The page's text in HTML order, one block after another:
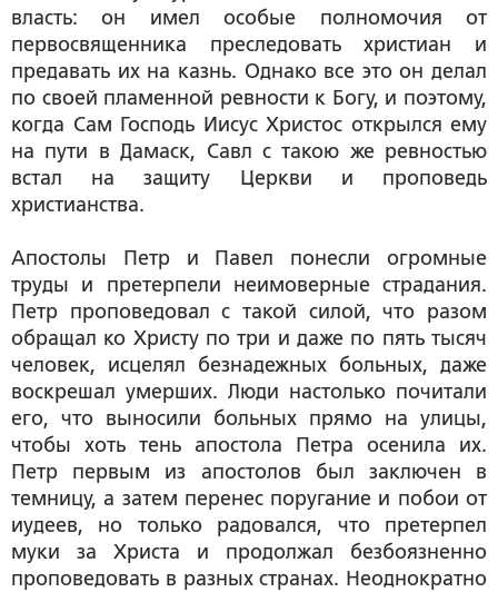
власть: он имел особые полномочия от
первосвященника преследовать христиан и
предавать их на казнь. Однако все это он делал
по своей пламенной ревности к Богу, и поэтому,
когда Сам Господь Иисус Христос открылся ему
на пути в Дамаск, Савл с такою же ревностью
встал на защиту Церкви и проповедь
христианства.
Апостолы Петр и Павел понесли огромные
труды и претерпели неимоверные страдания.
Петр проповедовал с такой силой, что разом
обращал ко Христу по три и даже по пять тысяч
человек, исцелял безнадежных больных, даже
воскрешал умерших. Люди настолько почитали
его, что выносили больных прямо на улицы,
чтобы хоть тень апостола Петра осенила их.
Петр первым из апостолов был заключен в
темницу, а затем перенес поругание и побои от
иудеев, но только радовался, что претерпел
муки за Христа и продолжал безбоязненно
проповедовать в разных странах. Неоднократно